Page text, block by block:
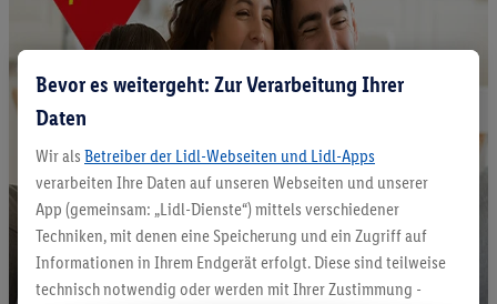
Bevor es weitergeht: Zur Verarbeitung Ihrer
Daten
Wir als Betreiber der Lidl-Webseiten und Lidl-Apps
verarbeiten Ihre Daten auf unseren Webseiten und unserer
App (gemeinsam: „Lidl-Dienste“) mittels verschiedener
Techniken, mit denen eine Speicherung und ein Zugriff auf
Informationen in Ihrem Endgerät erfolgt. Diese sind teilweise
technisch notwendig oder werden mit Ihrer Zustimmung -